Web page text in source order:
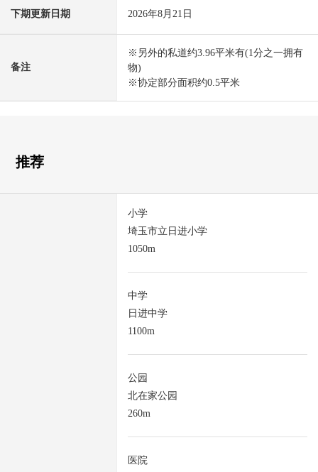
下期更新日期 2026年8月21日
备注
※另外的私道约3.96平米有(1分之一拥有
物)
※协定部分面积约0.5平米
推荐
小学
埼玉市立日进小学
1050m
中学
日进中学
1100m
公园
北在家公园
260m
医院